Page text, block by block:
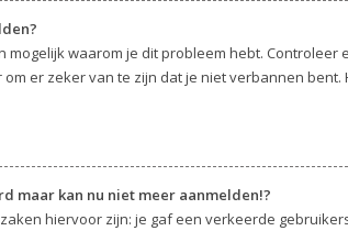
mogelijk waarom je dit probleem hebt.
er zeker van te zijn dat je niet verbannen
maar kan nu niet meer aanmelden!?
hiervoor zijn: je gaf een verkeerde